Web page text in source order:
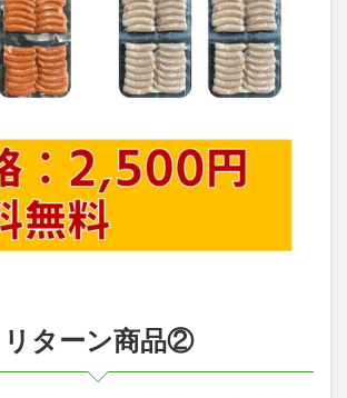
リターン商品②